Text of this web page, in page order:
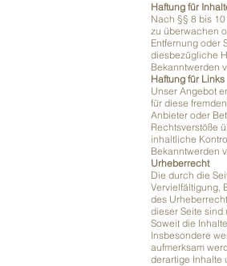
Haftung für
Nach §§ 8 bis
zu überwachen
Entfernung oder
diesbezügliche
Bekanntwerden
Haftung für Links
Unser Angebot
für diese
Anbieter oder
Rechtsverstöße
inhaltliche
Bekanntwerden
Urheberrecht
Die durch die
Vervielfältigung,
des
dieser Seite
Soweit die
Insbesondere
aufmerksam
derartige Inhalte